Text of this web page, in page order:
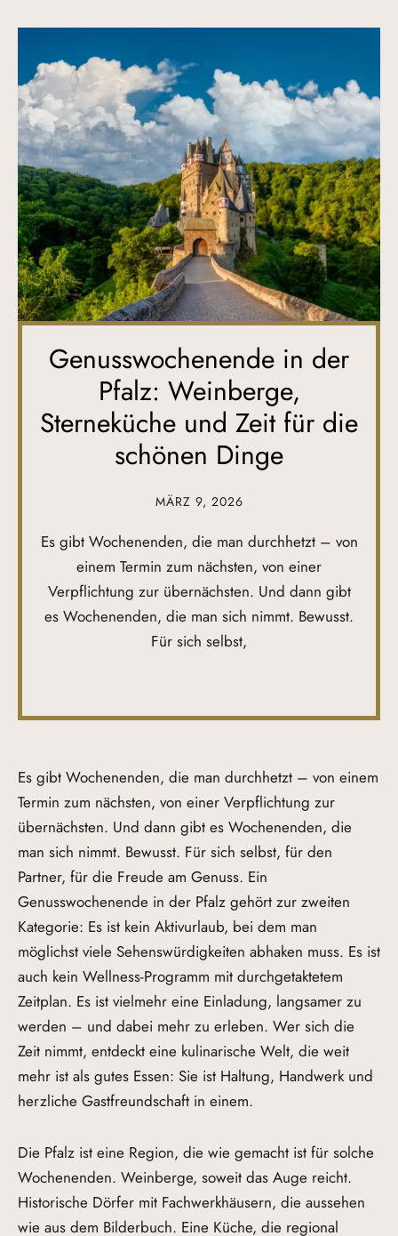
Genusswochenende in der
Pfalz: Weinberge,
Sterneküche und Zeit für die
schönen Dinge
MÄRZ 9, 2026
Es gibt Wochenenden, die man durchhetzt – von
einem Termin zum nächsten, von einer
Verpflichtung zur übernächsten. Und dann gibt
es Wochenenden, die man sich nimmt. Bewusst.
Für sich selbst,
Es gibt Wochenenden, die man durchhetzt – von einem
Termin zum nächsten, von einer Verpflichtung zur
übernächsten. Und dann gibt es Wochenenden, die
man sich nimmt. Bewusst. Für sich selbst, für den
Partner, für die Freude am Genuss. Ein
Genusswochenende in der Pfalz gehört zur zweiten
Kategorie: Es ist kein Aktivurlaub, bei dem man
möglichst viele Sehenswürdigkeiten abhaken muss. Es ist
auch kein Wellness-Programm mit durchgetaktetem
Zeitplan. Es ist vielmehr eine Einladung, langsamer zu
werden – und dabei mehr zu erleben. Wer sich die
Zeit nimmt, entdeckt eine kulinarische Welt, die weit
mehr ist als gutes Essen: Sie ist Haltung, Handwerk und
herzliche Gastfreundschaft in einem.
Die Pfalz ist eine Region, die wie gemacht ist für solche
Wochenenden. Weinberge, soweit das Auge reicht.
Historische Dörfer mit Fachwerkhäusern, die aussehen
wie aus dem Bilderbuch. Eine Küche, die regional